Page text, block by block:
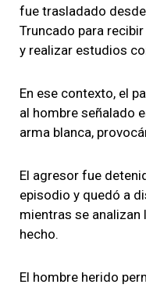
fue trasladado
Truncado para
y realizar estudios
En ese contexto, el
al hombre señalado
arma blanca,
El agresor fue
episodio y quedó a
mientras se analizan
hecho.
El hombre herido